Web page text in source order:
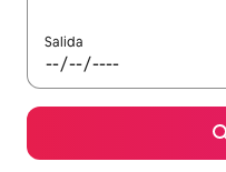
Salida